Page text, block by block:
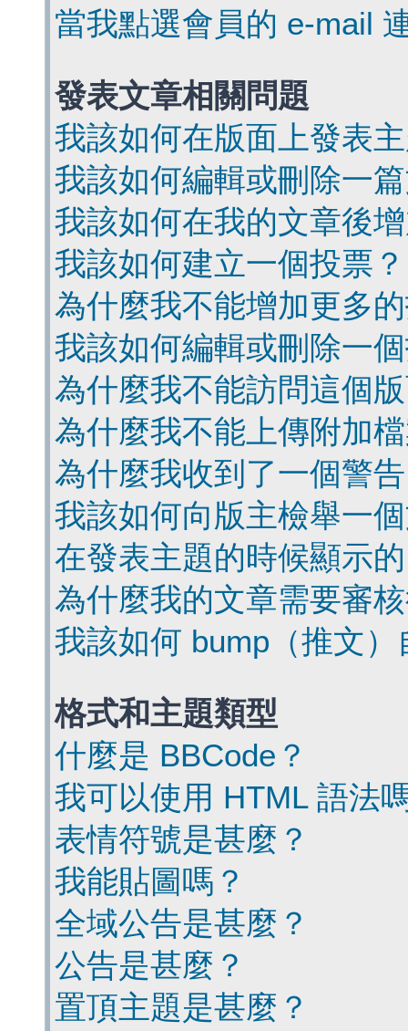
當我點選會員的 e-mail
發表文章相關問題
我該如何在版面上發表
我該如何編輯或刪除一
我該如何在我的文章後
我該如何建立一個投票？
為什麼我不能增加更多
我該如何編輯或刪除一
為什麼我不能訪問這個
為什麼我不能上傳附加
為什麼我收到了一個警
我該如何向版主檢舉一
在發表主題的時候顯示
為什麼我的文章需要審
我該如何 bump（推文
格式和主題類型
什麼是 BBCode？
我可以使用 HTML 語法
表情符號是甚麼？
我能貼圖嗎？
全域公告是甚麼？
公告是甚麼？
置頂主題是甚麼？